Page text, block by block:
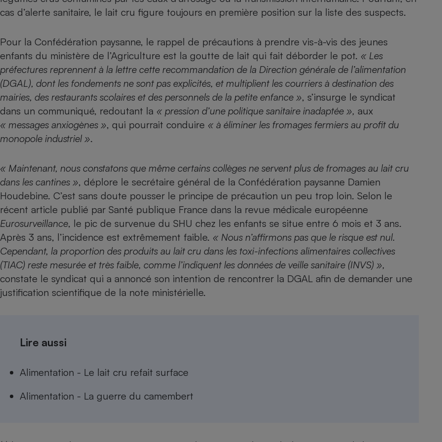
cas d’alerte sanitaire, le lait cru figure toujours en première position sur la liste des suspects.
Pour la Confédération paysanne, le rappel de précautions à prendre vis-à-vis des jeunes
enfants du ministère de l’Agriculture est la goutte de lait qui fait déborder le pot. « Les
préfectures reprennent à la lettre cette recommandation de la Direction générale de l’alimentation
(DGAL), dont les fondements ne sont pas explicités, et multiplient les courriers à destination des
mairies, des restaurants scolaires et des personnels de la petite enfance », s’insurge le syndicat
dans un communiqué, redoutant la « pression d’une politique sanitaire inadaptée », aux
« messages anxiogènes », qui pourrait conduire « à éliminer les fromages fermiers au profit du
monopole industriel ».
« Maintenant, nous constatons que même certains collèges ne servent plus de fromages au lait cru
dans les cantines », déplore le secrétaire général de la Confédération paysanne Damien
Houdebine. C’est sans doute pousser le principe de précaution un peu trop loin. Selon le
récent article publié par Santé publique France dans la revue médicale européenne
Eurosurveillance, le pic de survenue du SHU chez les enfants se situe entre 6 mois et 3 ans.
Après 3 ans, l’incidence est extrêmement faible. « Nous n’affirmons pas que le risque est nul.
Cependant, la proportion des produits au lait cru dans les toxi-infections alimentaires collectives
(TIAC) reste mesurée et très faible, comme l’indiquent les données de veille sanitaire (INVS) »,
constate le syndicat qui a annoncé son intention de rencontrer la DGAL afin de demander une
justification scientifique de la note ministérielle.
Lire aussi
Alimentation - Le lait cru refait surface
Alimentation - La guerre du camembert